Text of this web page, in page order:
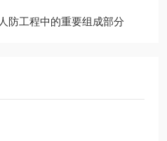
防工程中的重要组成部分